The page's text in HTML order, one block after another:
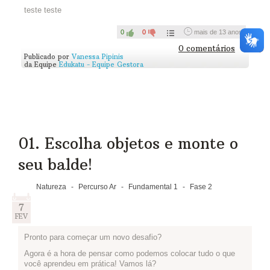
teste teste
0 0 mais de 13 anos
0 comentários
Publicado por Vanessa Pipinis
da Equipe Edukatu - Equipe Gestora
01. Escolha objetos e monte o
seu balde!
Natureza - Percurso Ar - Fundamental 1 - Fase 2
7
FEV
Pronto para começar um novo desafio?
Agora é a hora de pensar como podemos colocar tudo o que
você aprendeu em prática! Vamos lá?